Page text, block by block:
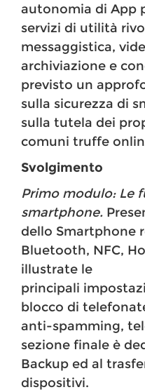
autonomia di App
servizi di utilità
messaggistica,
archiviazione e
previsto un
sulla sicurezza di
sulla tutela dei
comuni truffe
Svolgimento
Primo modulo: Le
smartphone.
dello Smartphone
Bluetooth, NFC,
illustrate le
principali
blocco di
anti-spamming,
sezione finale è
Backup ed al
dispositivi.